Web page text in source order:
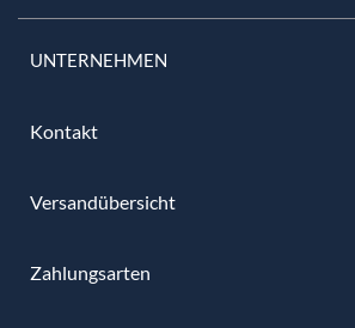
UNTERNEHMEN
Kontakt
Versandübersicht
Zahlungsarten